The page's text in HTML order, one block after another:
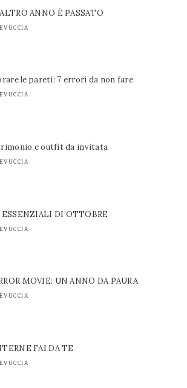
ANNO È PASSATO
le pareti: 7 errori da non fare
e outfit da invitata
DI OTTOBRE
MOVIE: UN ANNO DA PAURA
FAI DA TE